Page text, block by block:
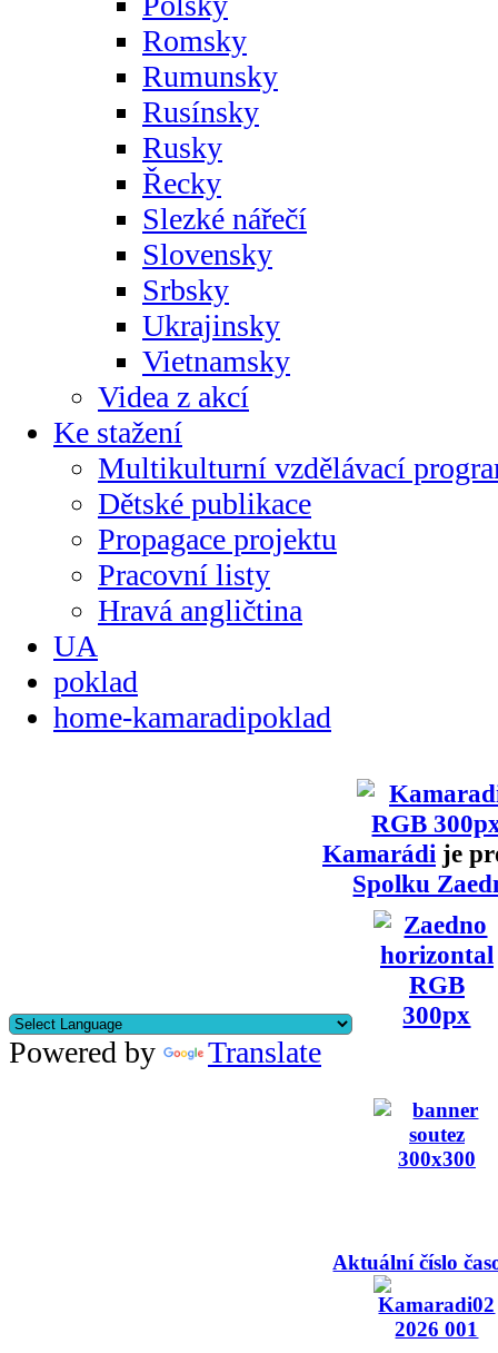
Romsky
Rumunsky
Rusínsky
Rusky
Řecky
Slezké nářečí
Slovensky
Srbsky
Ukrajinsky
Vietnamsky
Videa z akcí
Ke stažení
Multikulturní vzdělávací
Dětské publikace
Propagace projektu
Pracovní listy
Hravá angličtina
UA
poklad
home-kamaradipoklad
Kamarádi je
Spolku
Powered by Translate
Aktuální číslo